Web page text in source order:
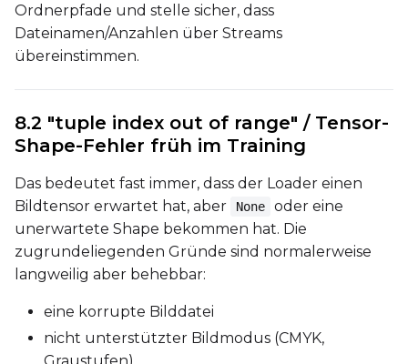
Ordnerpfade und stelle sicher, dass
Dateinamen/Anzahlen über Streams
übereinstimmen.
8.2 "tuple index out of range" / Tensor-
Shape-Fehler früh im Training
Das bedeutet fast immer, dass der Loader einen
Bildtensor erwartet hat, aber
None
oder eine
unerwartete Shape bekommen hat. Die
zugrundeliegenden Gründe sind normalerweise
langweilig aber behebbar:
eine korrupte Bilddatei
nicht unterstützter Bildmodus (CMYK,
Graustufen)